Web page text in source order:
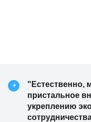
"Естественно,
пристальное
укреплению